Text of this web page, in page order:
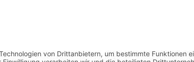
eines gültigen Studentenausweises/Schülerausweises